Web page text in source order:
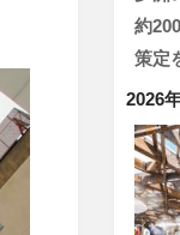
約
策定
2026